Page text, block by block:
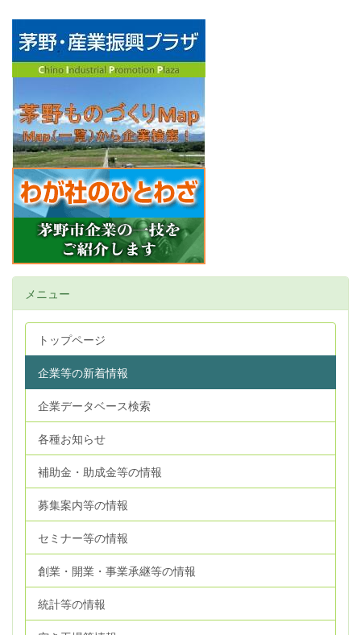
メニュー
トップページ
企業等の新着情報
企業データベース検索
各種お知らせ
補助金・助成金等の情報
募集案内等の情報
セミナー等の情報
創業・開業・事業承継等の情報
統計等の情報